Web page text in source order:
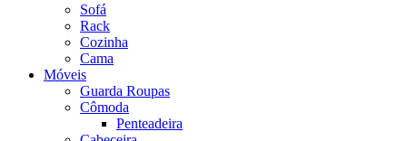
Sofá
Rack
Cozinha
Cama
Móveis
Guarda Roupas
Cômoda
Penteadeira